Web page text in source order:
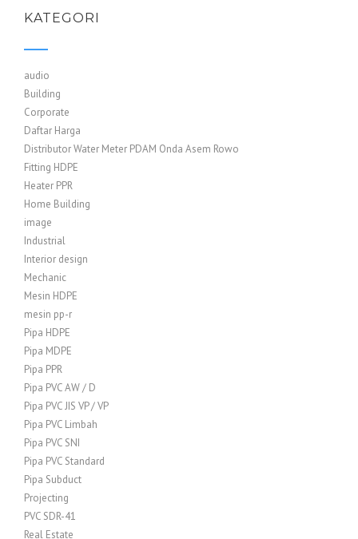
KATEGORI
audio
Building
Corporate
Daftar Harga
Distributor Water Meter PDAM Onda Asem Rowo
Fitting HDPE
Heater PPR
Home Building
image
Industrial
Interior design
Mechanic
Mesin HDPE
mesin pp-r
Pipa HDPE
Pipa MDPE
Pipa PPR
Pipa PVC AW / D
Pipa PVC JIS VP / VP
Pipa PVC Limbah
Pipa PVC SNI
Pipa PVC Standard
Pipa Subduct
Projecting
PVC SDR-41
Real Estate